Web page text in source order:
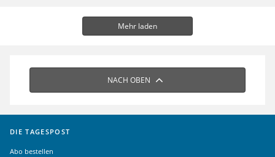
Mehr laden
NACH OBEN
DIE TAGESPOST
Abo bestellen